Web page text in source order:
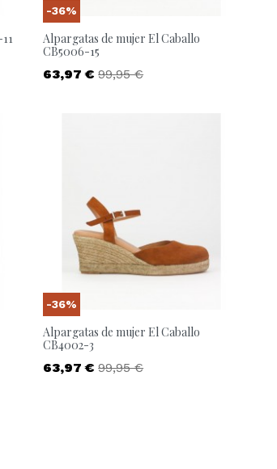
Alpargatas de mujer El Caballo
CB5006-15
Precio
63,97 € Precio base
99,95 €
-36%
Alpargatas de mujer El Caballo
CB4002-3
Precio
63,97 € Precio base
99,95 €
-36%